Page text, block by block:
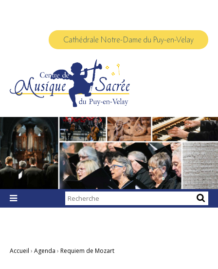
Cathédrale Notre-Dame du Puy-en-Velay

Chercher par
Recherche
Accueil › Agenda › Requiem de Mozart